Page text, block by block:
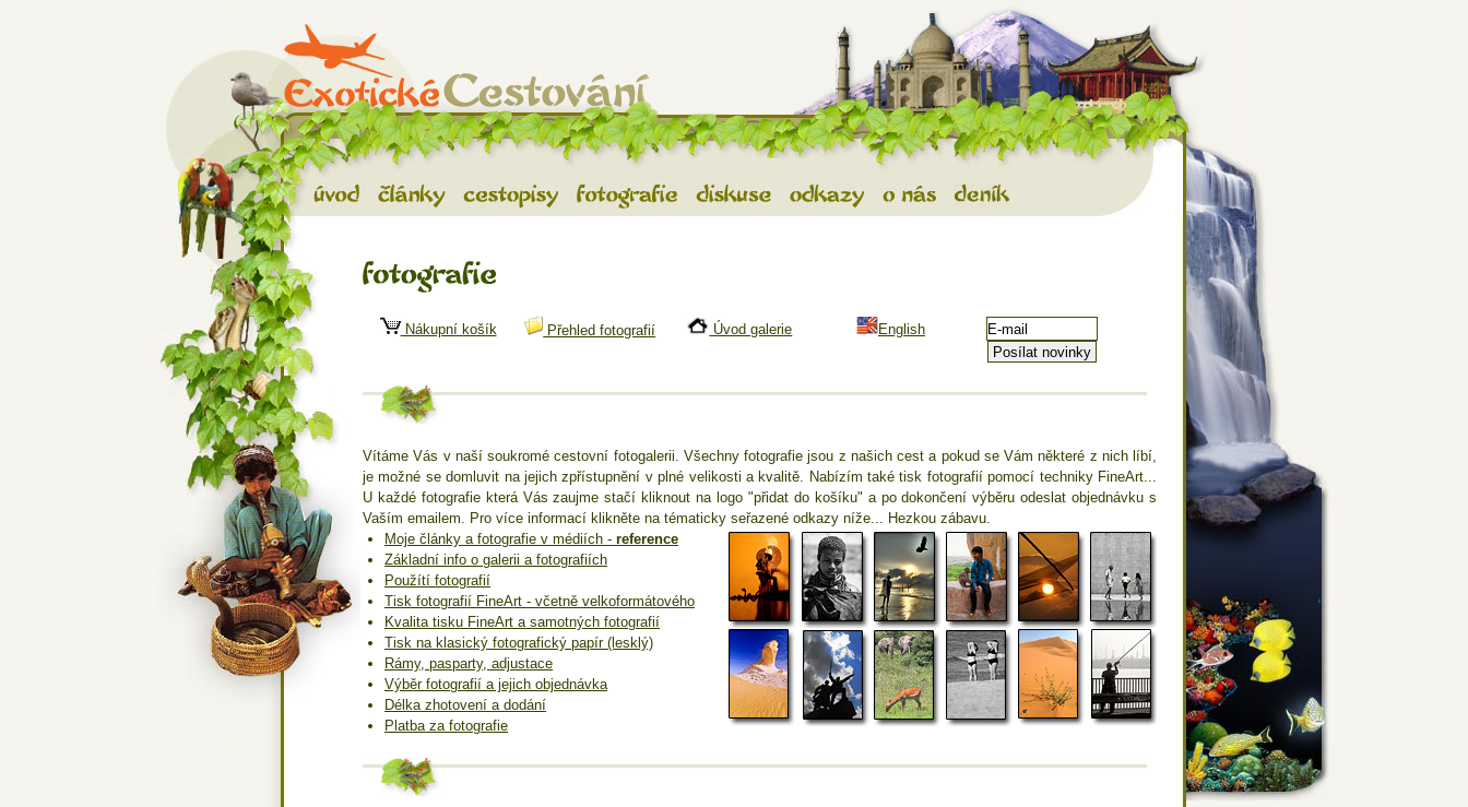
Exotické cestování - vše o exotickém cestování, cestopisy z exotických zemí, diskuse a mnoho dalšího
Fotografie
Nákupní košík Přehled fotografií Úvod galerie English
Vítáme Vás v naší soukromé cestovní fotogalerii. Všechny fotografie jsou z našich cest a pokud se Vám některé z nich líbí,
je možné se domluvit na jejich zpřístupnění v plné velikosti a kvalitě. Nabízím také tisk fotografií pomocí techniky FineArt...
U každé fotografie která Vás zaujme stačí kliknout na logo "přidat do košíku" a po dokončení výběru odeslat objednávku s
Vaším emailem. Pro více informací klikněte na tématicky seřazené odkazy níže... Hezkou zábavu.
Moje články a fotografie v médiích - reference
Základní info o galerii a fotografiích
Použítí fotografií
Tisk fotografií FineArt - včetně velkoformátového
Kvalita tisku FineArt a samotných fotografií
Tisk na klasický fotografický papír (lesklý)
Rámy, pasparty, adjustace
Výběr fotografií a jejich objednávka
Délka zhotovení a dodání
Platba za fotografie
Úvod Články Cestopisy Fotografie Diskuse Odkazy O nás Deník